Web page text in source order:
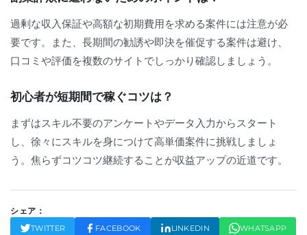
過剰な収入保証や高額な初期費用を求める案件には注意が必
要です。また、長期間の勧誘や即決を催促する案件は避け、
口コミや評価を複数のサイトでしっかり確認しましょう。
初心者が短期間で稼ぐコツは？
まずはスキル不要のアンケートやデータ入力からスタート
し、徐々にスキルを身につけて高単価案件に挑戦しましょ
う。焦らずコツコツ継続することが収益アップの近道です。
シェア：
TWITTER FACEBOOK LINKEDIN WHATSAPP